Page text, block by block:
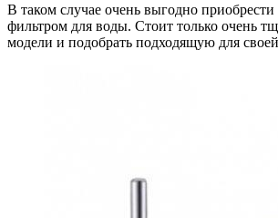
В таком случае очень выгодно приобрести
фильтром для воды. Стоит только очень
модели и подобрать подходящую для